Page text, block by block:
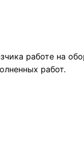
работе на
работ.